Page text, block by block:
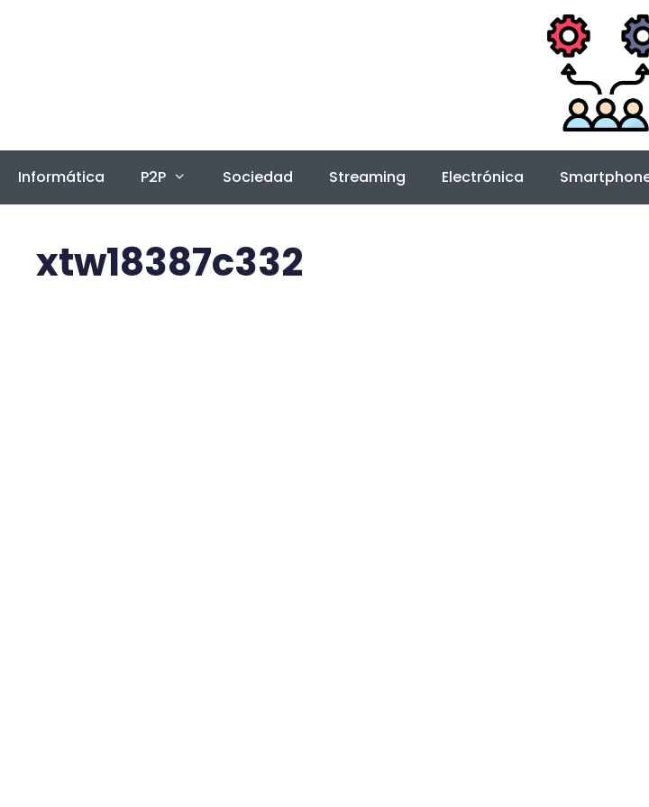
Informática P2P Sociedad Streaming Electrónica
xtw18387c332